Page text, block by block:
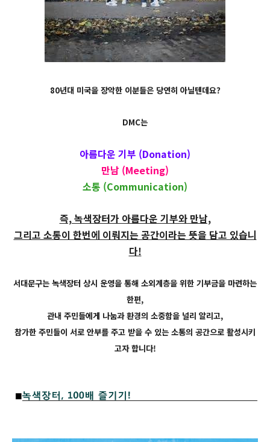
80년대 미국을 장악한 이분들은 당연히 아닐텐데요?
DMC는
아름다운 기부 (Donation)
만남 (Meeting)
소통 (Communication)
즉, 녹색장터가 아름다운 기부와 만남,
그리고 소통이 한번에 이뤄지는 공간이라는 뜻을 담고 있습니
다!
서대문구는 녹색장터 상시 운영을 통해 소외계층을 위한 기부금을 마련하는
한편,
관내 주민들에게 나눔과 환경의 소중함을 널리 알리고,
참가한 주민들이 서로 안부를 주고 받을 수 있는 소통의 공간으로 활성시키
고자 합니다!